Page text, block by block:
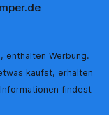
enthalten Werbung.
kaufst, erhalten
findest